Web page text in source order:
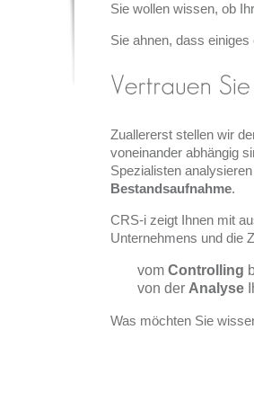
Sie wollen wissen, ob
Sie ahnen, dass
Zuallererst stellen wir
voneinander abhängig
Spezialisten
Bestandsaufnahme.
CRS-i zeigt Ihnen mit
Unternehmens und die
vom Controlling
von der Analyse
Was möchten Sie